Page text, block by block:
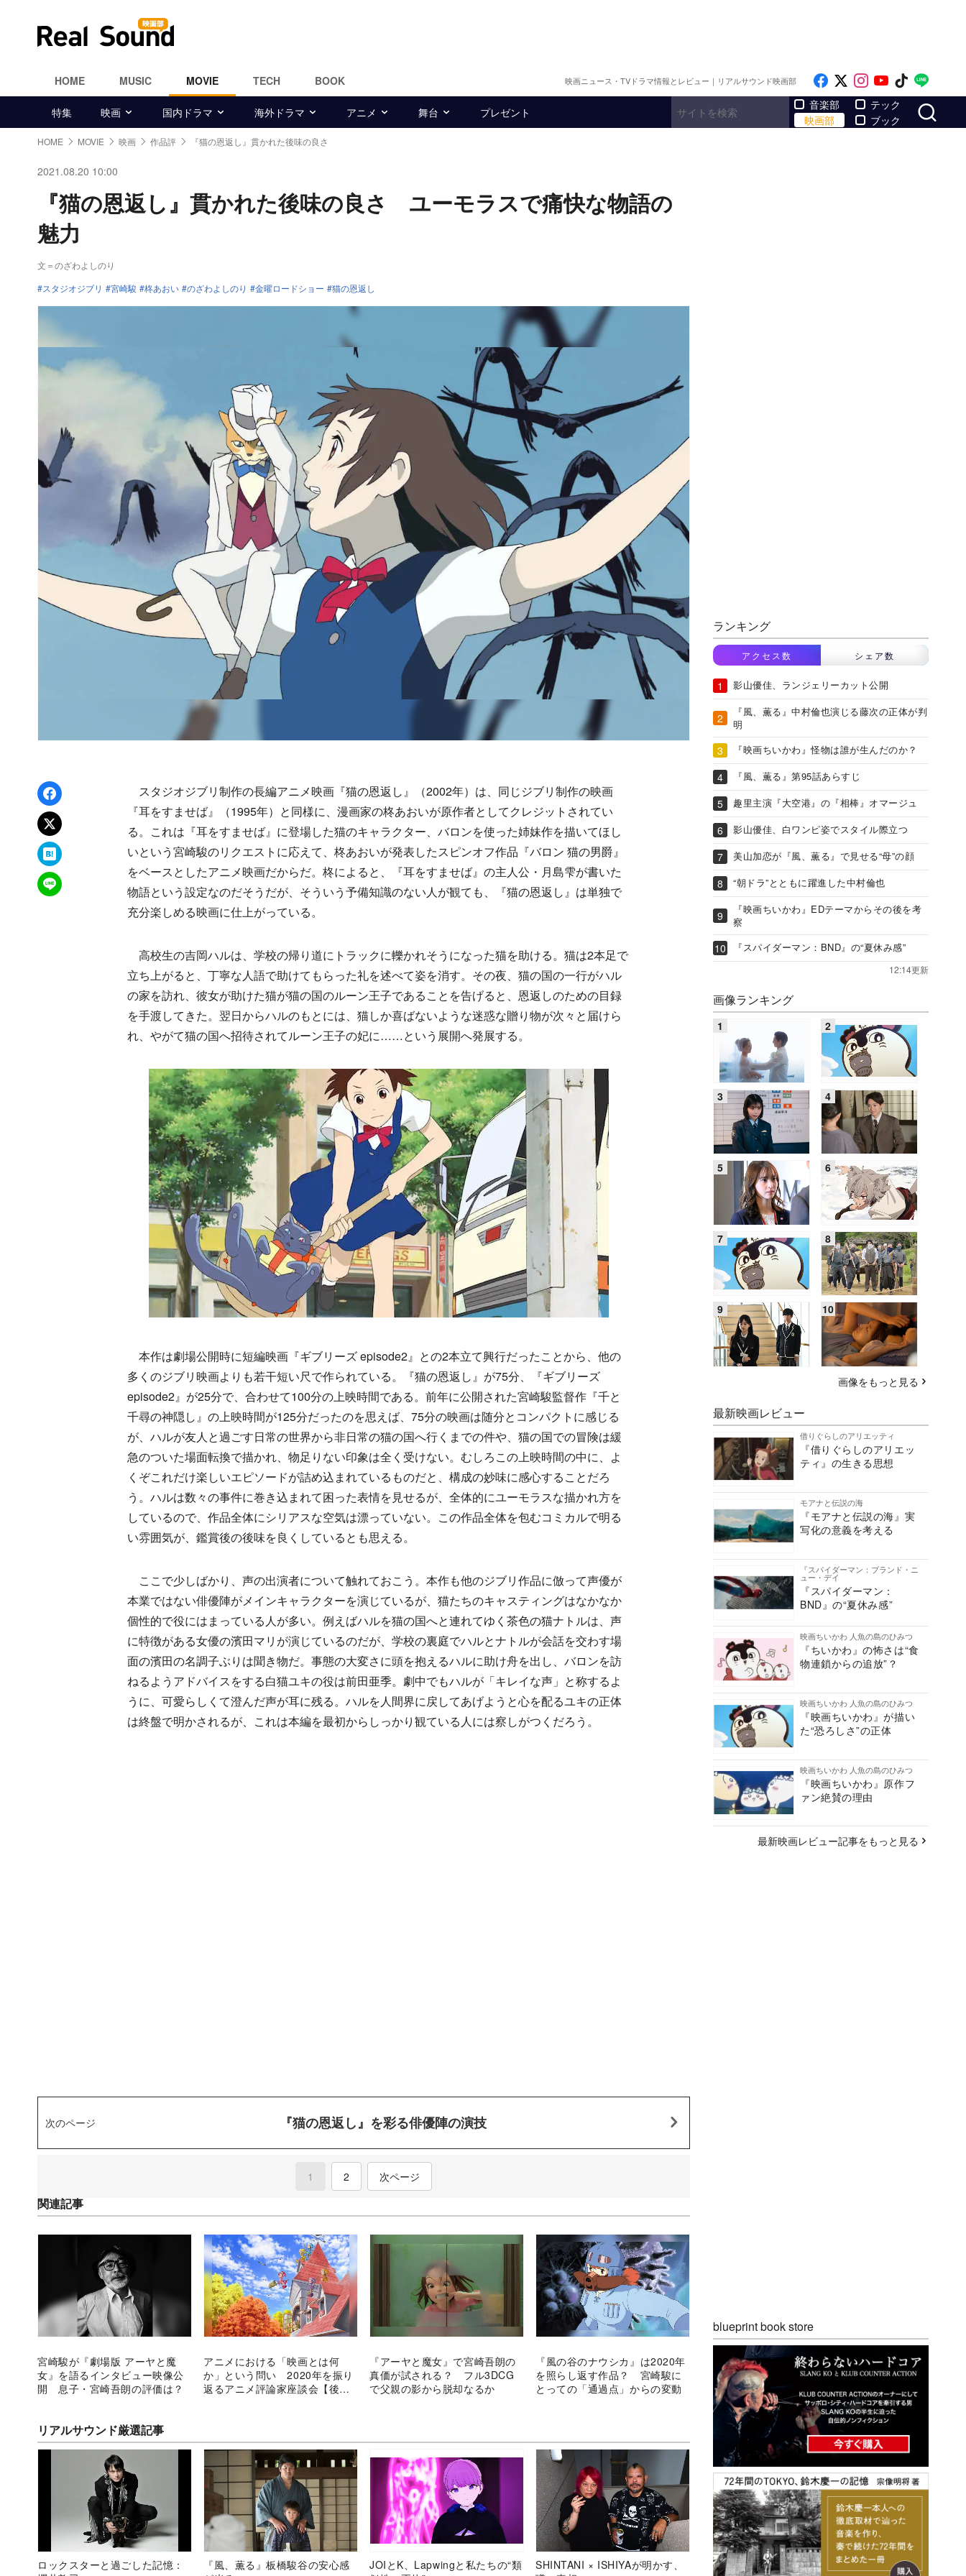
HOME MUSIC MOVIE TECH BOOK 映画ニュース・TVドラマ情報とレビュー｜リアルサウンド映画部 Like on Facebook
Follow on x
Follow on
Follow on
Follow
特集 映画 国内ドラマ 海外ドラマ アニメ 舞台 プレゼント
音楽部
映画部
テック
ブック
HOME MOVIE 映画 作品評 『猫の恩返し』貫かれた後味の良さ
2021.08.20 10:00
『猫の恩返し』貫かれた後味の良さ ユーモラスで痛快な物語の
魅力
文＝のざわよしのり
スタジオジブリ
宮崎駿 柊あおい のざわよしのり 金曜ロードショー 猫の恩返し
Facebookでシェア
xでポスト
はてなブックマーク
LINEで送る
スタジオジブリ制作の長編アニメ映画『猫の恩返し』（2002年）は、同じジブリ制作の映画
『耳をすませば』（1995年）と同様に、漫画家の柊あおいが原作者としてクレジットされてい
る。これは『耳をすませば』に登場した猫のキャラクター、バロンを使った姉妹作を描いてほし
いという宮崎駿のリクエストに応えて、柊あおいが発表したスピンオフ作品『バロン 猫の男爵』
をベースとしたアニメ映画だからだ。柊によると、『耳をすませば』の主人公・月島雫が書いた
物語という設定なのだそうだが、そういう予備知識のない人が観ても、『猫の恩返し』は単独で
充分楽しめる映画に仕上がっている。
高校生の吉岡ハルは、学校の帰り道にトラックに轢かれそうになった猫を助ける。猫は2本足で
立ち上がると、丁寧な人語で助けてもらった礼を述べて姿を消す。その夜、猫の国の一行がハル
の家を訪れ、彼女が助けた猫が猫の国のルーン王子であることを告げると、恩返しのための目録
を手渡してきた。翌日からハルのもとには、猫しか喜ばないような迷惑な贈り物が次々と届けら
れ、やがて猫の国へ招待されてルーン王子の妃に……という展開へ発展する。
本作は劇場公開時に短編映画『ギブリーズ episode2』との2本立て興行だったことから、他の
多くのジブリ映画よりも若干短い尺で作られている。『猫の恩返し』が75分、『ギブリーズ
episode2』が25分で、合わせて100分の上映時間である。前年に公開された宮崎駿監督作『千と
千尋の神隠し』の上映時間が125分だったのを思えば、75分の映画は随分とコンパクトに感じる
が、ハルが友人と過ごす日常の世界から非日常の猫の国へ行くまでの件や、猫の国での冒険は緩
急のついた場面転換で描かれ、物足りない印象は全く受けない。むしろこの上映時間の中に、よ
くぞこれだけ楽しいエピソードが詰め込まれているものだと、構成の妙味に感心することだろ
う。ハルは数々の事件に巻き込まれて困った表情を見せるが、全体的にユーモラスな描かれ方を
しているので、作品全体にシリアスな空気は漂っていない。この作品全体を包むコミカルで明る
い雰囲気が、鑑賞後の後味を良くしているとも思える。
ここで少しばかり、声の出演者について触れておこう。本作も他のジブリ作品に倣って声優が
本業ではない俳優陣がメインキャラクターを演じているが、猫たちのキャスティングはなかなか
個性的で役にはまっている人が多い。例えばハルを猫の国へと連れてゆく茶色の猫ナトルは、声
に特徴がある女優の濱田マリが演じているのだが、学校の裏庭でハルとナトルが会話を交わす場
面の濱田の名調子ぶりは聞き物だ。事態の大変さに頭を抱えるハルに助け舟を出し、バロンを訪
ねるようアドバイスをする白猫ユキの役は前田亜季。劇中でもハルが「キレイな声」と称するよ
うに、可愛らしくて澄んだ声が耳に残る。ハルを人間界に戻してあげようと心を配るユキの正体
は終盤で明かされるが、これは本編を最初からしっかり観ている人には察しがつくだろう。
次のページ 『猫の恩返し』を彩る俳優陣の演技
1 (current)
2 次ページ
関連記事
宮崎駿が『劇場版 アーヤと魔
女』を語るインタビュー映像公
開 息子・宮崎吾朗の評価は？
アニメにおける「映画とは何
か」という問い 2020年を振り
返るアニメ評論家座談会【後
『アーヤと魔女』で宮崎吾朗の
真価が試される？ フル3DCG
で父親の影から脱却なるか
『風の谷のナウシカ』は2020年
を照らし返す作品？ 宮崎駿に
とっての「通過点」からの変動
リアルサウンド厳選記事
ロックスターと過ごした記憶：
『風、薫る』板橋駿谷の安心感
JOIとK、Lapwingと私たちの“類
SHINTANI × ISHIYAが明かす、
ランキング
アクセス数 シェア数
影山優佳、ランジェリーカット公開
『風、薫る』中村倫也演じる藤次の正体が判
明
『映画ちいかわ』怪物は誰が生んだのか？
『風、薫る』第95話あらすじ
趣里主演『大空港』の『相棒』オマージュ
影山優佳、白ワンピ姿でスタイル際立つ
美山加恋が『風、薫る』で見せる“母”の顔
“朝ドラ”とともに躍進した中村倫也
『映画ちいかわ』EDテーマからその後を考
察
『スパイダーマン：BND』の“夏休み感”
12:14更新
画像ランキング
画像をもっと見る
最新映画レビュー
借りぐらしのアリエッティ
『借りぐらしのアリエッ
ティ』の生きる思想
モアナと伝説の海
『モアナと伝説の海』実
写化の意義を考える
『スパイダーマン：ブランド・ニ
ュー・デイ
『スパイダーマン：
BND』の“夏休み感”
映画ちいかわ 人魚の島のひみつ
『ちいかわ』の怖さは“食
物連鎖からの追放”？
映画ちいかわ 人魚の島のひみつ
『映画ちいかわ』が描い
た“恐ろしさ”の正体
映画ちいかわ 人魚の島のひみつ
『映画ちいかわ』原作フ
ァン絶賛の理由
最新映画レビュー記事をもっと見る
blueprint book store